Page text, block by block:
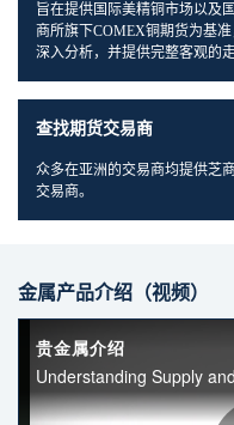
旨在提供国际美精铜市场以及
商所旗下COMEX铜期货为基
深入分析，并提供完整客观的走
查找期货交易商
众多在亚洲的交易商均提供芝
交易商。
金属产品介绍（视频）